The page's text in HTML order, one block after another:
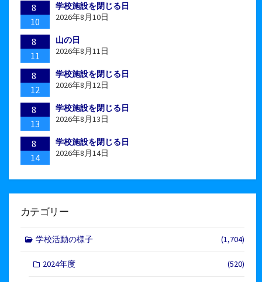
8
10
学校施設を閉じる日
2026年8月10日
8
11
山の日
2026年8月11日
8
12
学校施設を閉じる日
2026年8月12日
8
13
学校施設を閉じる日
2026年8月13日
8
14
学校施設を閉じる日
2026年8月14日
カテゴリー
学校活動の様子 (1,704)
2024年度 (520)